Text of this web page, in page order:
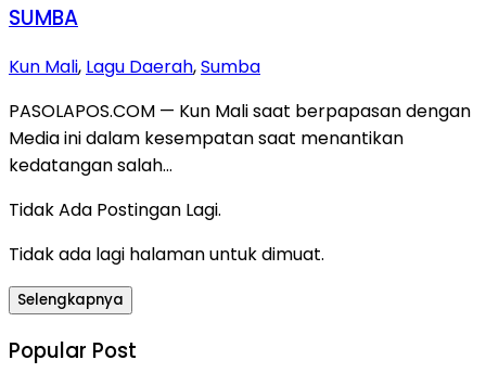
SUMBA
Kun Mali, Lagu Daerah,Sumba
PASOLAPOS.COM — Kun Mali saat berpapasan dengan
Media ini dalam kesempatan saat menantikan
kedatangan salah…
Tidak Ada Postingan Lagi.
Tidak ada lagi halaman untuk dimuat.
Selengkapnya
Popular Post